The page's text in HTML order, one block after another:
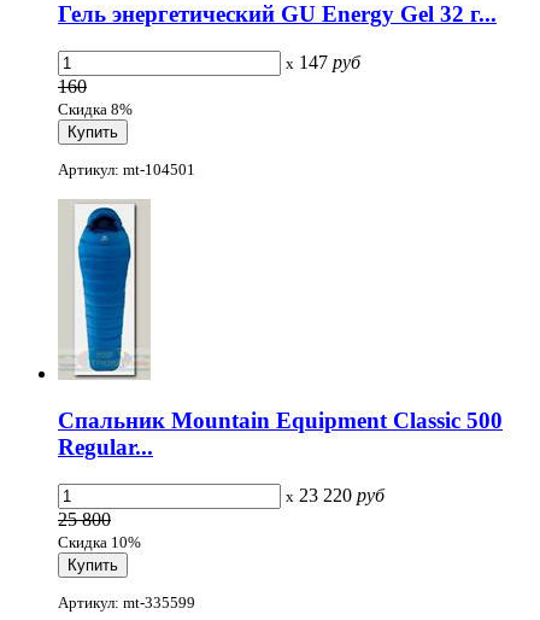
Гель энергетический GU Energy Gel 32 г...
x 147 руб
160
Скидка 8%
Артикул: mt-104501
Спальник Mountain Equipment Classic 500
Regular...
x 23 220 руб
25 800
Скидка 10%
Артикул: mt-335599